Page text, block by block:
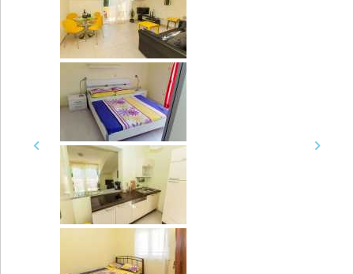
Previous Next